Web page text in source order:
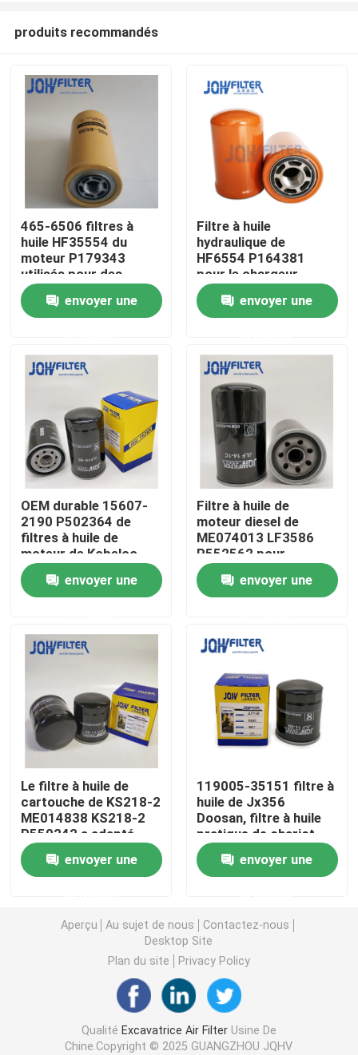
À la maison
Produits
Visite de l'usine
Contrôle de la qualité
Nous contacter
Nouvelles
Demandez un devis
Excavatrice Air Filter
Filtre à carburant pour excavatrice
Filtre hydraulique d'excavatrice
Filtres à huile moteur
Filtre à air de cabine
Filtre Komatsu
Excavatrice Filters de Hitachi
produits recommandés
465-6506 filtres à
huile HF35554 du
moteur P179343
utilisés pour des
machines de
constructionenvoyer une
Filtre à huile
hydraulique de
HF6554 P164381
pour le chargeur
Forklift de JCB de Bob
Loader Hitachi
envoyer une
OEM durable 15607-
2190 P502364 de
filtres à huile de
moteur de Kobelco
SK200-8
envoyer une
Filtre à huile de
moteur diesel de
ME074013 LF3586
P552562 pour
Kobelco SK200-3
envoyer une
Le filtre à huile de
cartouche de KS218-2
ME014838 KS218-2
P550242 a adapté
Kato HD450 HD400-5
envoyer une
119005-35151 filtre à
huile de Jx356
Doosan, filtre à huile
pratique de chariot
élévateur de Daewoo
envoyer une
Aperçu Au sujet de nous
Contactez-nous
Desktop Site
Plan du site
Privacy Policy
Qualité Excavatrice Air FilterUsine De
Chine.Copyright © 2025 GUANGZHOU JQHV